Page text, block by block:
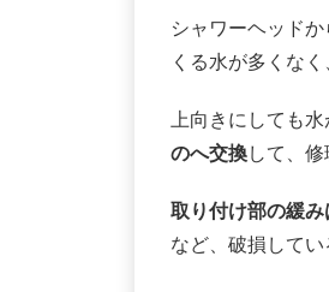
シャワーヘッド
くる水が多くな
上向きにしても
のへ交換して、
取り付け部の緩
など、破損してい